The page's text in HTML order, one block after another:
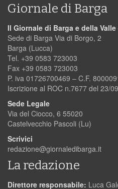
Giornale di Barga
Il Giornale di Barga e della
Sede di Barga Via di Borgo, 2
Barga (Lucca)
Tel. +39 0583 723003
Fax +39 0583 723003
P. iva 01726700469 – C.F.
Iscrizione al ROC n.7677 del 23/
Sede Legale
Via del Ciocco, 6 55020
Castelvecchio Pascoli (Lu)
Scrivici
redazione@giornaledibarga.it
La redazione
Direttore responsabile: Luca